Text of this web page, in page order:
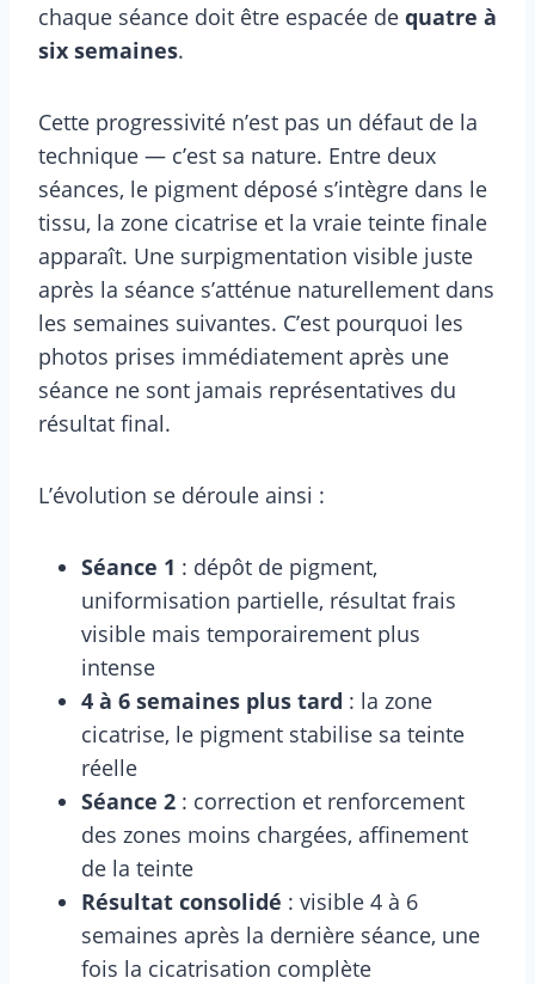
chaque séance doit être espacée de quatre à
six semaines.
Cette progressivité n’est pas un défaut de la
technique — c’est sa nature. Entre deux
séances, le pigment déposé s’intègre dans le
tissu, la zone cicatrise et la vraie teinte finale
apparaît. Une surpigmentation visible juste
après la séance s’atténue naturellement dans
les semaines suivantes. C’est pourquoi les
photos prises immédiatement après une
séance ne sont jamais représentatives du
résultat final.
L’évolution se déroule ainsi :
Séance 1 : dépôt de pigment,
uniformisation partielle, résultat frais
visible mais temporairement plus
intense
4 à 6 semaines plus tard : la zone
cicatrise, le pigment stabilise sa teinte
réelle
Séance 2 : correction et renforcement
des zones moins chargées, affinement
de la teinte
Résultat consolidé : visible 4 à 6
semaines après la dernière séance, une
fois la cicatrisation complète